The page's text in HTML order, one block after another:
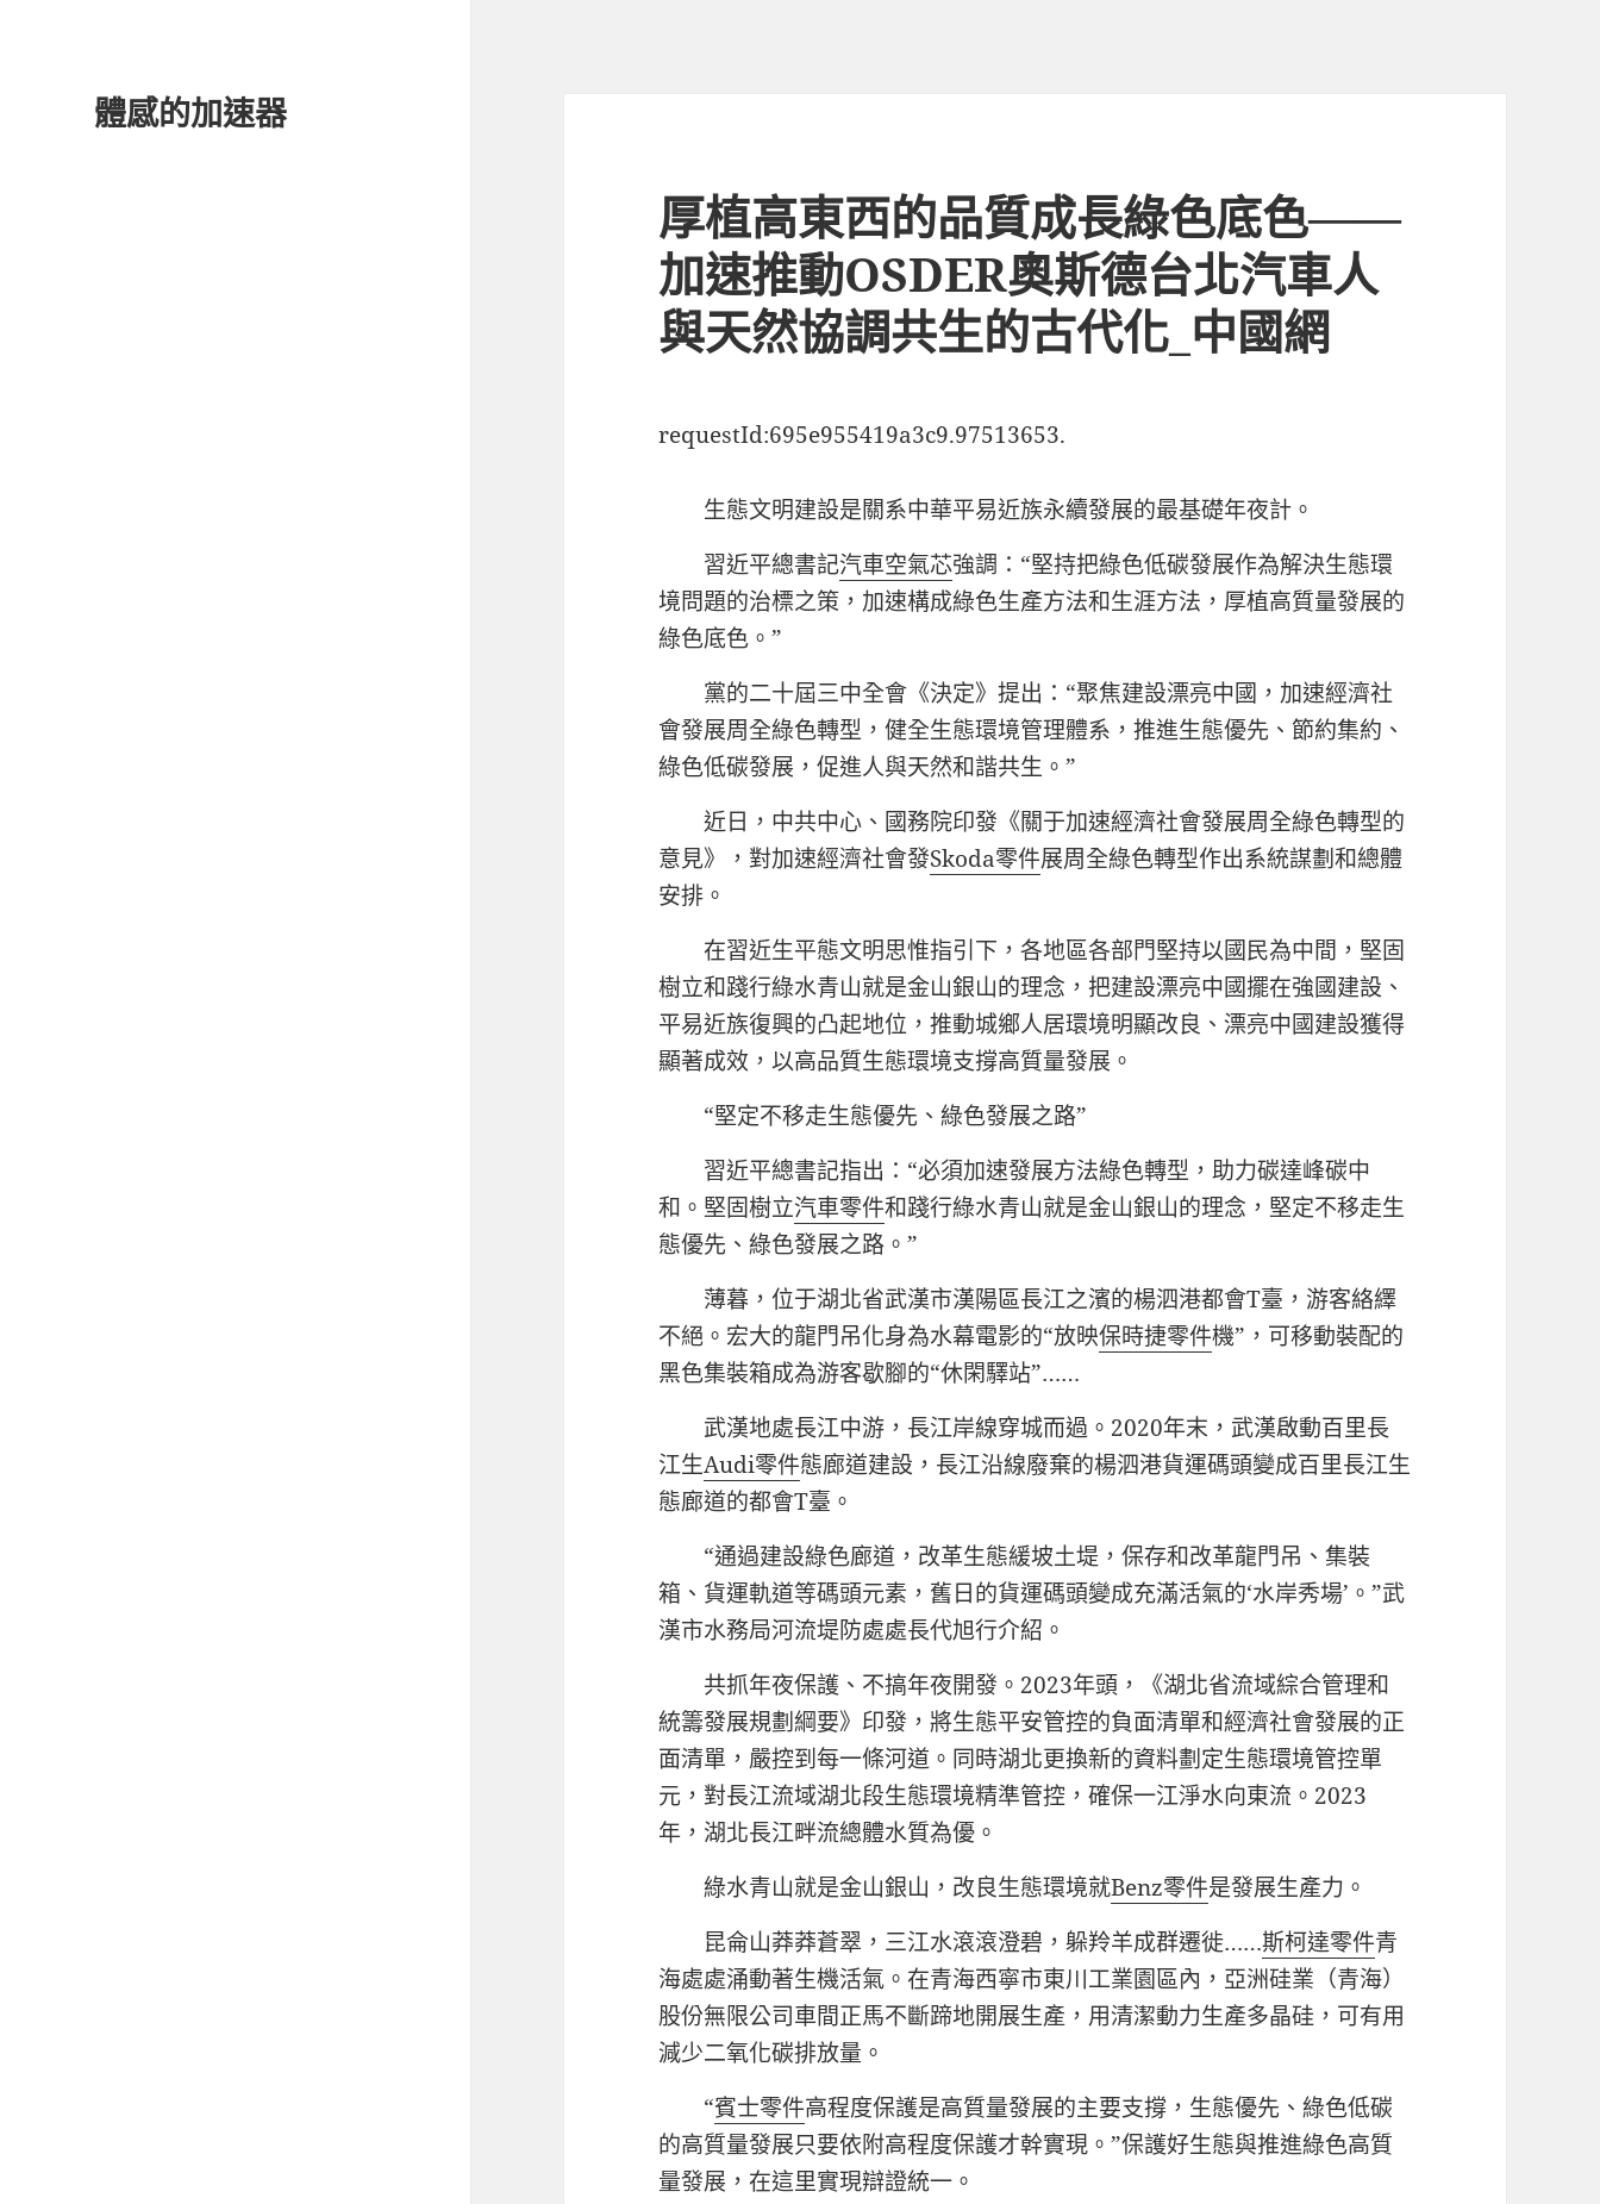
體感的加速器
厚植高東西的品質成長綠色底色——
加速推動OSDER奧斯德台北汽車人
與天然協調共生的古代化_中國網
requestId:695e955419a3c9.97513653.
生態文明建設是關系中華平易近族永續發展的最基礎年夜計。
習近平總書記汽車空氣芯強調：“堅持把綠色低碳發展作為解決生態環
境問題的治標之策，加速構成綠色生產方法和生涯方法，厚植高質量發展的
綠色底色。”
黨的二十屆三中全會《決定》提出：“聚焦建設漂亮中國，加速經濟社
會發展周全綠色轉型，健全生態環境管理體系，推進生態優先、節約集約、
綠色低碳發展，促進人與天然和諧共生。”
近日，中共中心、國務院印發《關于加速經濟社會發展周全綠色轉型的
意見》，對加速經濟社會發Skoda零件展周全綠色轉型作出系統謀劃和總體
安排。
在習近生平態文明思惟指引下，各地區各部門堅持以國民為中間，堅固
樹立和踐行綠水青山就是金山銀山的理念，把建設漂亮中國擺在強國建設、
平易近族復興的凸起地位，推動城鄉人居環境明顯改良、漂亮中國建設獲得
顯著成效，以高品質生態環境支撐高質量發展。
“堅定不移走生態優先、綠色發展之路”
習近平總書記指出：“必須加速發展方法綠色轉型，助力碳達峰碳中
和。堅固樹立汽車零件和踐行綠水青山就是金山銀山的理念，堅定不移走生
態優先、綠色發展之路。”
薄暮，位于湖北省武漢市漢陽區長江之濱的楊泗港都會T臺，游客絡繹
不絕。宏大的龍門吊化身為水幕電影的“放映保時捷零件機”，可移動裝配的
黑色集裝箱成為游客歇腳的“休閑驛站”……
武漢地處長江中游，長江岸線穿城而過。2020年末，武漢啟動百里長
江生Audi零件態廊道建設，長江沿線廢棄的楊泗港貨運碼頭變成百里長江生
態廊道的都會T臺。
“通過建設綠色廊道，改革生態緩坡土堤，保存和改革龍門吊、集裝
箱、貨運軌道等碼頭元素，舊日的貨運碼頭變成充滿活氣的‘水岸秀場’。”武
漢市水務局河流堤防處處長代旭行介紹。
共抓年夜保護、不搞年夜開發。2023年頭，《湖北省流域綜合管理和
統籌發展規劃綱要》印發，將生態平安管控的負面清單和經濟社會發展的正
面清單，嚴控到每一條河道。同時湖北更換新的資料劃定生態環境管控單
元，對長江流域湖北段生態環境精準管控，確保一江淨水向東流。2023
年，湖北長江畔流總體水質為優。
綠水青山就是金山銀山，改良生態環境就Benz零件是發展生產力。
昆侖山莽莽蒼翠，三江水滾滾澄碧，躲羚羊成群遷徙……斯柯達零件青
海處處涌動著生機活氣。在青海西寧市東川工業園區內，亞洲硅業（青海）
股份無限公司車間正馬不斷蹄地開展生產，用清潔動力生產多晶硅，可有用
減少二氧化碳排放量。
“賓士零件高程度保護是高質量發展的主要支撐，生態優先、綠色低碳
的高質量發展只要依附高程度保護才幹實現。”保護好生態與推進綠色高質
量發展，在這里實現辯證統一。